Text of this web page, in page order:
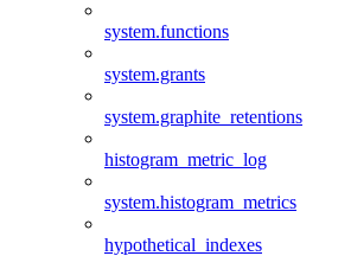
system.functions
system.grants
system.graphite_retentions
histogram_metric_log
system.histogram_metrics
hypothetical_indexes